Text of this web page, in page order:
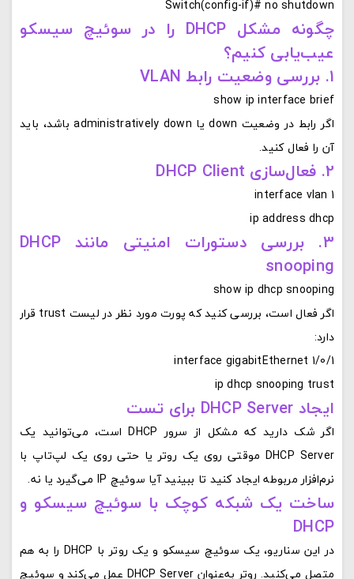
Switch(config-if)# no shutdown
چگونه مشکل DHCP را در سوئیچ سیسکو
عیب‌یابی کنیم؟
1. بررسی وضعیت رابط VLAN
show ip interface brief
اگر رابط در وضعیت down یا administratively down باشد، باید
آن را فعال کنید.
2. فعال‌سازی DHCP Client
interface vlan 1
ip address dhcp
3. بررسی دستورات امنیتی مانند DHCP
snooping
show ip dhcp snooping
اگر فعال است، بررسی کنید که پورت مورد نظر در لیست trust قرار
دارد:
interface gigabitEthernet 1/0/1
ip dhcp snooping trust
ایجاد DHCP Server برای تست
اگر شک دارید که مشکل از سرور DHCP است، می‌توانید یک
DHCP Server موقتی روی یک روتر یا حتی روی یک لپ‌تاپ با
نرم‌افزار مربوطه ایجاد کنید تا ببینید آیا سوئیچ IP می‌گیرد یا نه.
ساخت یک شبکه کوچک با سوئیچ سیسکو و
DHCP
در این سناریو، یک سوئیچ سیسکو و یک روتر با DHCP را به هم
متصل می‌کنید. روتر به‌عنوان DHCP Server عمل می‌کند و سوئیچ